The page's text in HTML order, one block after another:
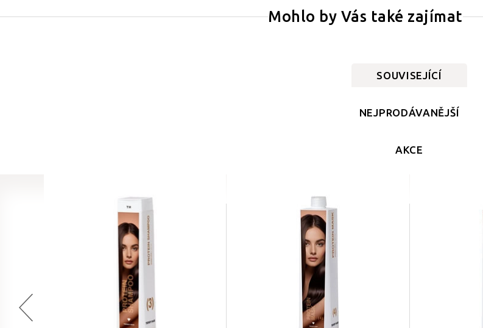
Mohlo by Vás také zajímat
SOUVISEJÍCÍ
NEJPRODÁVANĚJŠÍ
AKCE